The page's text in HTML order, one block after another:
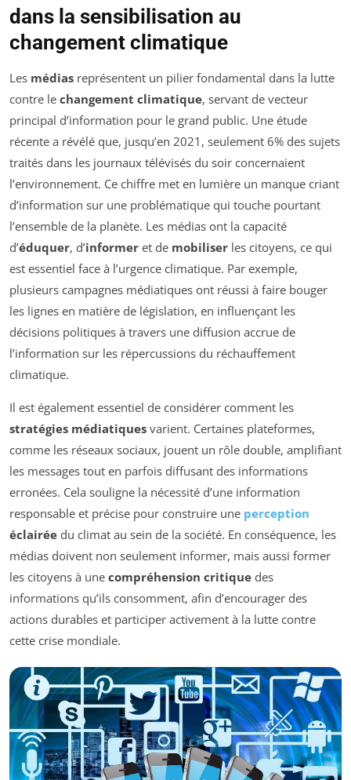
dans la sensibilisation au
changement climatique
Les médias représentent un pilier fondamental dans la lutte
contre le changement climatique, servant de vecteur
principal d’information pour le grand public. Une étude
récente a révélé que, jusqu’en 2021, seulement 6% des sujets
traités dans les journaux télévisés du soir concernaient
l’environnement. Ce chiffre met en lumière un manque criant
d’information sur une problématique qui touche pourtant
l’ensemble de la planète. Les médias ont la capacité
d’éduquer, d’informer et de mobiliser les citoyens, ce qui
est essentiel face à l’urgence climatique. Par exemple,
plusieurs campagnes médiatiques ont réussi à faire bouger
les lignes en matière de législation, en influençant les
décisions politiques à travers une diffusion accrue de
l’information sur les répercussions du réchauffement
climatique.
Il est également essentiel de considérer comment les
stratégies médiatiques varient. Certaines plateformes,
comme les réseaux sociaux, jouent un rôle double, amplifiant
les messages tout en parfois diffusant des informations
erronées. Cela souligne la nécessité d’une information
responsable et précise pour construire une perception
éclairée du climat au sein de la société. En conséquence, les
médias doivent non seulement informer, mais aussi former
les citoyens à une compréhension critique des
informations qu’ils consomment, afin d’encourager des
actions durables et participer activement à la lutte contre
cette crise mondiale.